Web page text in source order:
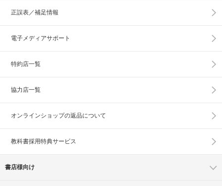
正誤表／補足情報
電子メディアサポート
特約店一覧
協力店一覧
オンラインショップの返品について
教科書採用特典サービス
書店様向け